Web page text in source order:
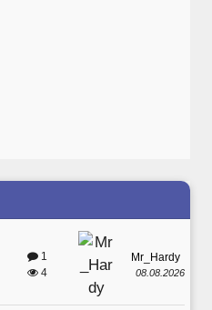
1
4
Mr_Hardy
08.08.2026